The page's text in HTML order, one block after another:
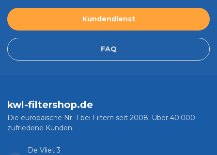
Kundendienst
FAQ
kwl-filtershop.de
Die europäische Nr. 1 bei Filtern seit 2008. Über 40.000
zufriedene Kunden.
De Vliet 3